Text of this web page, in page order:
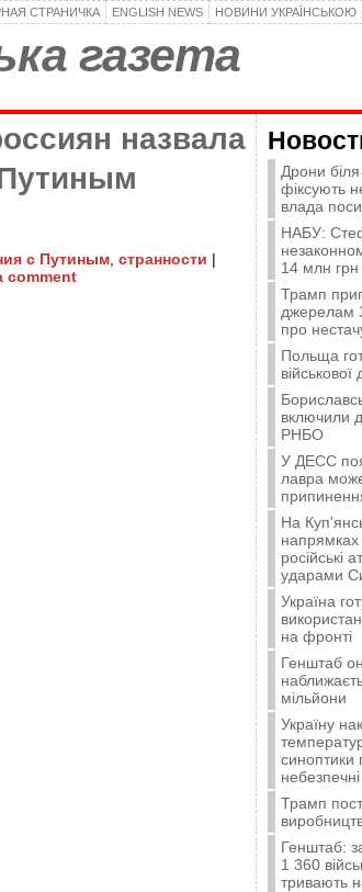
СТРАНИЧКА ENGLISH NEWS НОВИНИ УКРАЇНСЬКОЮ
газета
назвала
с Путиным странности |
comment
Дрони
фіксують
влада
НАБУ:
14 млн грн
Трамп
джерелам
про
Польща
включили
РНБО
У ДЕСС
лавра
На
російські
ударами
Україна
на фронті
Генштаб
мільйони
Україну
Трамп
Генштаб:
1 360
тривають